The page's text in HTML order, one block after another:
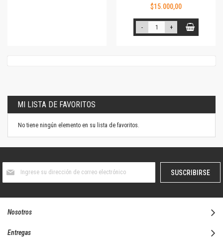
$15.000,00
- +
MI LISTA DE FAVORITOS
No tiene ningún elemento en su lista de favoritos.
boletín
SUSCRIBIRSE
Nosotros
Entregas